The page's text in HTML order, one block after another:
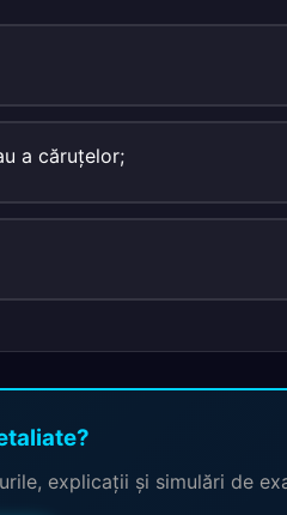
a căruţelor;
explicații și simulări de